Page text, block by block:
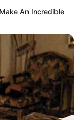
An Incredible